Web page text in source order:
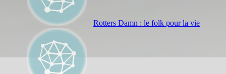
Rotters Damn : le folk pour la vie